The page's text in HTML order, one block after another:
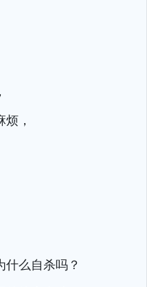
，
么自杀吗？